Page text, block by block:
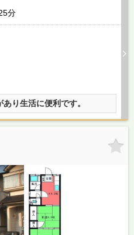
分
り生活に便利です。